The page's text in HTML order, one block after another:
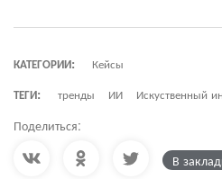
КАТЕГОРИИ:
Кейсы
ТЕГИ:
тренды ИИ Искуственный
Поделиться:
В